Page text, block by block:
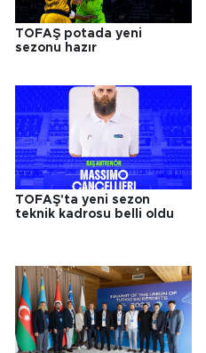
TOFAŞ potada yeni
sezonu hazır
TOFAŞ'ta yeni sezon
teknik kadrosu belli oldu